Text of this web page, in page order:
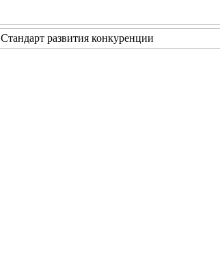
Стандарт развития конкуренции